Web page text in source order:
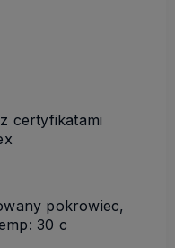
certyfikatami
pokrowiec,
30 c